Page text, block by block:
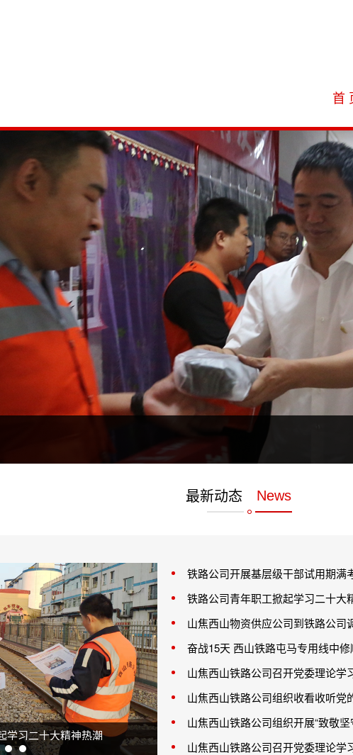
首
最新动态 News
山焦西山物资供应公司到铁路公司调研铁路物资集采工作
铁路公司开展基层级干部试用期满
铁路公司青年职工掀起学习二十大
山焦西山物资供应公司到铁路公司
奋战15天 西山铁路屯马专用线中
山焦西山铁路公司召开党委理论学
山焦西山铁路公司组织收看收听党
山焦西山铁路公司组织开展“致敬
山焦西山铁路公司召开党委理论学